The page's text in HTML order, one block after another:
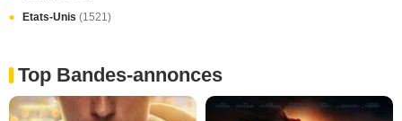
Etats-Unis (1521)
Top Bandes-annonces